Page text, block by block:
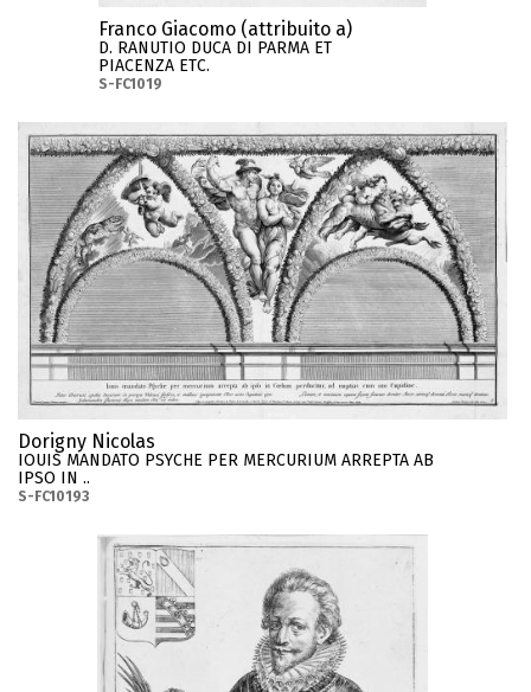
Franco Giacomo (attribuito a)
D. RANUTIO DUCA DI PARMA ET
PIACENZA ETC.
S-FC1019
Dorigny Nicolas
IOUIS MANDATO PSYCHE PER MERCURIUM ARREPTA AB
IPSO IN ..
S-FC10193